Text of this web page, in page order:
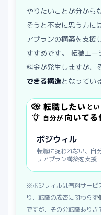
やりたいことが分から
そうと不安に思う方には
アプランの構築を支援
すすめです。 転職エ
料金が発生しますが、
できる構造となってい
ポジウィル
転職に捉われない、自
リアプラン構築を支援
※ポジウィルは有料サービ
り、転職の成否に関わらず
ですが、その分転職あり